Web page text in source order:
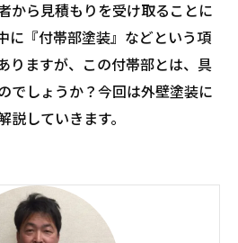
から見積もりを受け取ることに
に『付帯部塗装』などという項
りますが、この付帯部とは、具
でしょうか？今回は外壁塗装に
していきます。